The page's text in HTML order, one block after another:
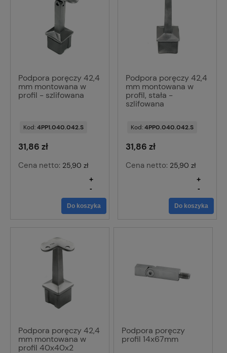
Podpora poręczy 42,4
mm montowana w
profil - szlifowana
Kod:4PP1.040.042.S
31,86 zł
Cena netto: 25,90 zł
-
+
Do koszyka
Podpora poręczy 42,4
mm montowana w
profil, stała -
szlifowana
Kod:4PP0.040.042.S
31,86 zł
Cena netto: 25,90 zł
-
+
Do koszyka
Podpora poręczy 42,4
mm montowana w
profil 40x40x2
Podpora poręczy
profil 14x67mm